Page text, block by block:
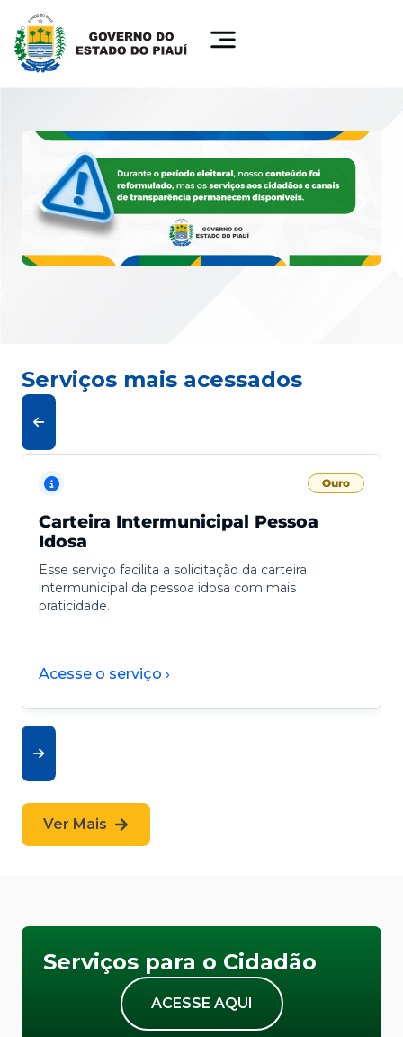
Serviços mais acessados
Ouro
Carteira Intermunicipal Pessoa
Idosa
Esse serviço facilita a solicitação da carteira
intermunicipal da pessoa idosa com mais
praticidade.
Acesse o serviço ›
Ver Mais
Serviços para o Cidadão
ACESSE AQUI